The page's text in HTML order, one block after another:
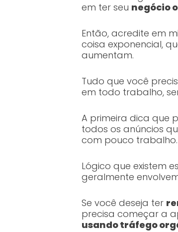
em ter seu negócio
Então, acredite em
coisa exponencial,
aumentam.
Tudo que você
em todo trabalho,
A primeira dica que
todos os anúncios
com pouco trabalho.
Lógico que existem
geralmente
Se você deseja ter
precisa começar a
usando tráfego